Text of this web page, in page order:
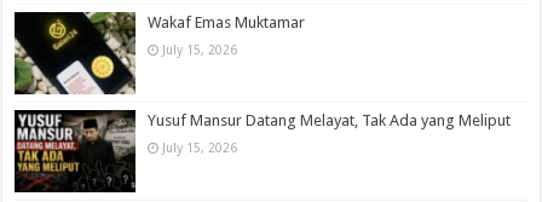
Wakaf Emas Muktamar
July 15, 2026
Yusuf Mansur Datang Melayat, Tak Ada yang Meliput
July 15, 2026